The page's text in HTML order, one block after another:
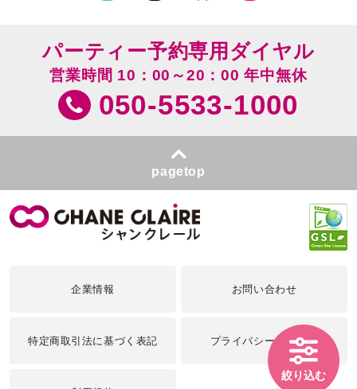
絞り込む
パーティー予約専用ダイヤル
営業時間 10：00～20：00 年中無休
050-5533-1000
pagetop
企業情報 お問い合わせ
特定商取引法に基づく表記 プライバシーポリシー